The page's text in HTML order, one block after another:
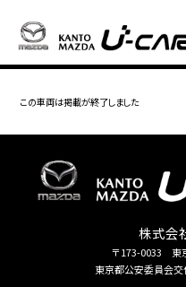
この車両は掲載が終了しました
株式会
〒173-0033 東
東京都公安委員会